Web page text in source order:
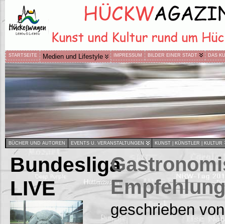
STARTSEITE Medien und Lifestyle IMPRESSUM BILDER EINER STADT DAS
BÜCHER UND AUTOREN EVENTS U. VERANSTALTUNGEN KUNST | KÜNSTLER | KULTUR
Bundesliga
LIVE
geschrieben